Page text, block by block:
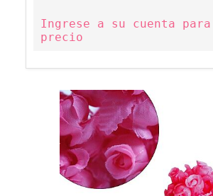
Ingrese a su cuenta
precio